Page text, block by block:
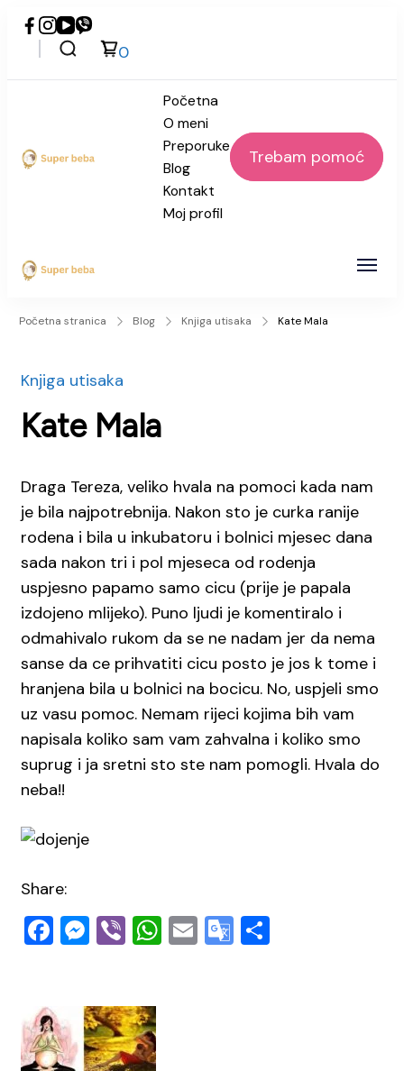
0
Super beba
Početna
O meni
Preporuke
Blog
Kontakt
Moj profil
Trebam pomoć
Početna stranica Blog Knjiga utisaka Kate Mala
Knjiga utisaka
Kate Mala
Draga Tereza, veliko hvala na pomoci kada nam
je bila najpotrebnija. Nakon sto je curka ranije
rodena i bila u inkubatoru i bolnici mjesec dana
sada nakon tri i pol mjeseca od rodenja
uspjesno papamo samo cicu (prije je papala
izdojeno mlijeko). Puno ljudi je komentiralo i
odmahivalo rukom da se ne nadam jer da nema
sanse da ce prihvatiti cicu posto je jos k tome i
hranjena bila u bolnici na bocicu. No, uspjeli smo
uz vasu pomoc. Nemam rijeci kojima bih vam
napisala koliko sam vam zahvalna i koliko smo
suprug i ja sretni sto ste nam pomogli. Hvala do
neba!!
Share:
Facebook
Messenger
ViberWhatsApp
EmailGoogle
Navigacija
objava